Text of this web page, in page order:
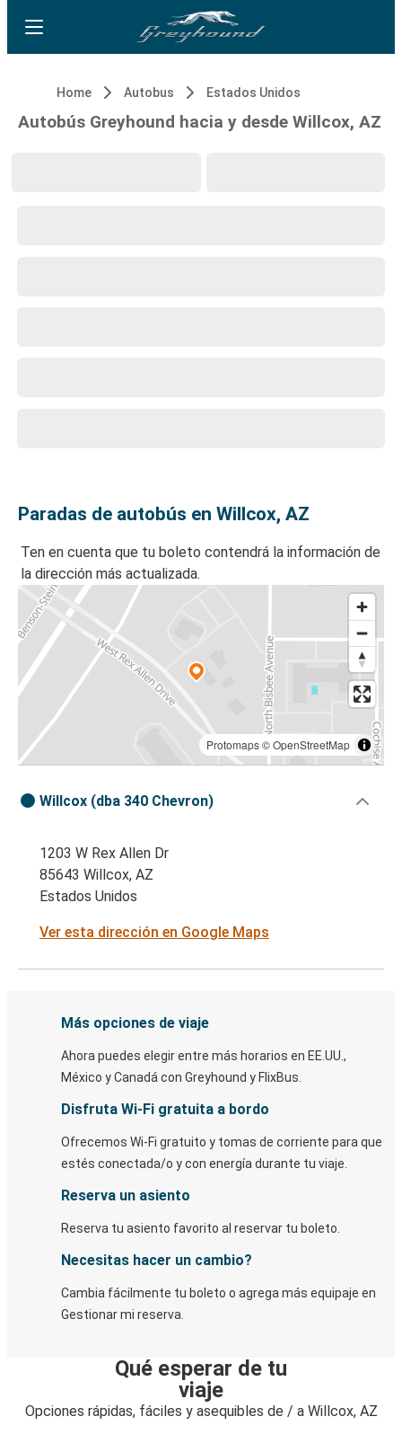
Home Autobus Estados Unidos
Autobús Greyhound hacia y desde Willcox, AZ
Paradas de autobús en Willcox, AZ
Ten en cuenta que tu boleto contendrá la información de
la dirección más actualizada.
Protomaps©OpenStreetMap
Willcox (dba 340 Chevron)
1203 W Rex Allen Dr
85643 Willcox, AZ
Estados Unidos
Ver esta dirección en Google Maps
Más opciones de viaje
Ahora puedes elegir entre más horarios en EE.UU.,
México y Canadá con Greyhound y FlixBus.
Disfruta Wi-Fi gratuita a bordo
Ofrecemos Wi-Fi gratuito y tomas de corriente para que
estés conectada/o y con energía durante tu viaje.
Reserva un asiento
Reserva tu asiento favorito al reservar tu boleto.
Necesitas hacer un cambio?
Cambia fácilmente tu boleto o agrega más equipaje en
Gestionar mi reserva.
Qué esperar de tu
viaje
Opciones rápidas, fáciles y asequibles de / a Willcox, AZ